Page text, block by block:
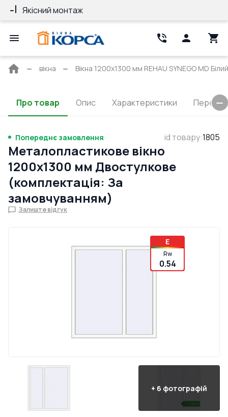
Якісний монтаж
Головна
вікна Вікна 1200x1300 мм REHAU SYNEGO MD
Про товар Опис Характеристики
Попереднє замовлення id товару:1805
Металопластикове вікно
1200x1300 мм Двостулкове
(комплектація: За
замовчуванням)
Залиште відгук
E
Rw
0.54
+ 6 фотографій